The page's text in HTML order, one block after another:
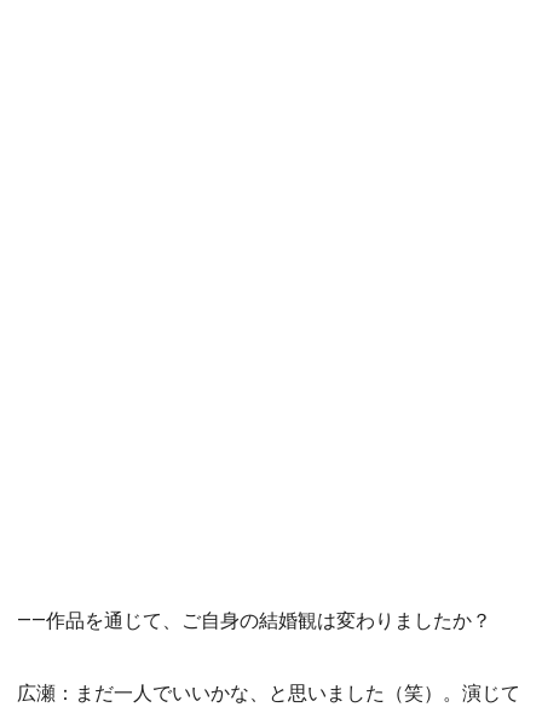
――作品を通じて、ご自身の結婚観は変わりましたか？
広瀬：まだ一人でいいかな、と思いました（笑）。演じて